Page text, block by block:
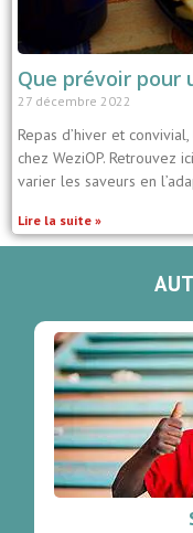
Que prévoir pour
27 décembre 2022
Repas d’hiver et
chez WeziOP. Retrouvez
varier les saveurs en
Lire la suite »